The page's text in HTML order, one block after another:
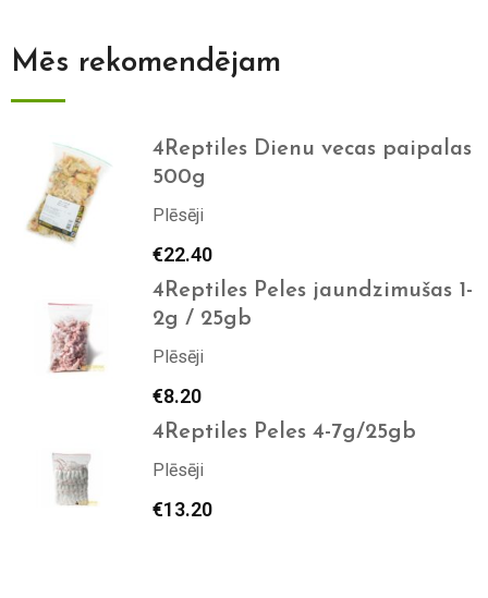
Mēs rekomendējam
4Reptiles Dienu vecas paipalas
500g
Plēsēji
€22.40
4Reptiles Peles jaundzimušas 1-
2g / 25gb
Plēsēji
€8.20
4Reptiles Peles 4-7g/25gb
Plēsēji
€13.20